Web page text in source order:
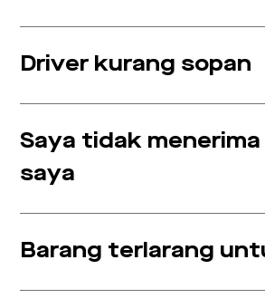
Driver kurang sopan
Saya tidak
saya
Barang terlarang